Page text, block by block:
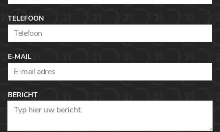
TELEFOON
E-MAIL
BERICHT